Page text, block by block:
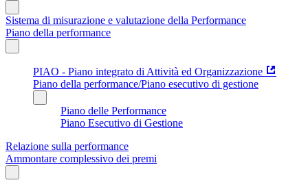
Sistema di misurazione e valutazione della Performance
Piano della performance
PIAO - Piano integrato di Attività ed Organizzazione
Piano della performance/Piano esecutivo di gestione
Piano delle Performance
Piano Esecutivo di Gestione
Relazione sulla performance
Ammontare complessivo dei premi